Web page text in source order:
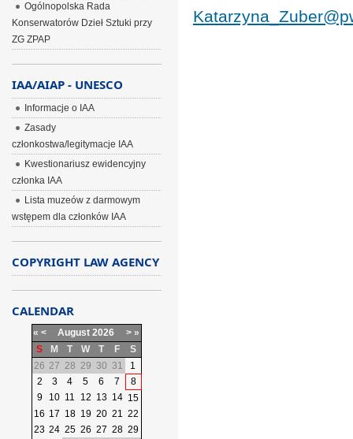
Ogólnopolska Rada
Konserwatorów Dzieł Sztuki przy
ZG ZPAP
IAA/AIAP - UNESCO
Informacje o IAA
Zasady
członkostwa/legitymacje IAA
Kwestionariusz ewidencyjny
członka IAA
Lista muzeów z darmowym
wstępem dla członków IAA
COPYRIGHT LAW AGENCY
CALENDAR
« < August 2026 > »
S
M T W T F
S
26 27 28 29 30 31
1
2
3 4 5 6 7
8
9
10 11 12 13 14 15
16 17 18 19 20 21 22
23 24 25 26 27 28 29